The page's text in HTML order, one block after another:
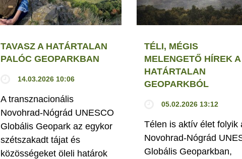
TAVASZ A HATÁRTALAN
PALÓC GEOPARKBAN
14.03.2026 10:06
A transznacionális
Novohrad-Nógrád UNESCO
Globális Geopark az egykor
szétszakadt tájat és
közösségeket öleli határok
TÉLI, MÉGIS
MELENGETŐ HÍREK A
HATÁRTALAN
GEOPARKBÓL
05.02.2026 13:12
Télen is aktív élet folyik
Novohrad-Nógrád
Globális Geoparkban,